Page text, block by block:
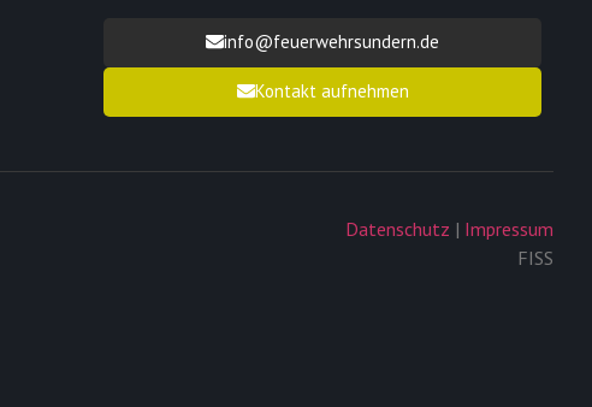
info@feuerwehrsundern.de
Kontakt aufnehmen
Datenschutz | Impressum
FISS